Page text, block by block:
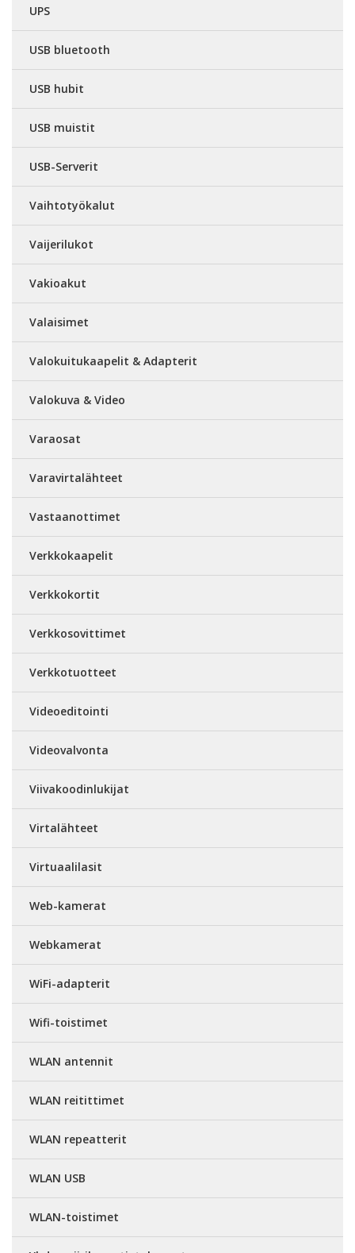
UPS
USB bluetooth
USB hubit
USB muistit
USB-Serverit
Vaihtotyökalut
Vaijerilukot
Vakioakut
Valaisimet
Valokuitukaapelit & Adapterit
Valokuva & Video
Varaosat
Varavirtalähteet
Vastaanottimet
Verkkokaapelit
Verkkokortit
Verkkosovittimet
Verkkotuotteet
Videoeditointi
Videovalvonta
Viivakoodinlukijat
Virtalähteet
Virtuaalilasit
Web-kamerat
Webkamerat
WiFi-adapterit
Wifi-toistimet
WLAN antennit
WLAN reitittimet
WLAN repeatterit
WLAN USB
WLAN-toistimet